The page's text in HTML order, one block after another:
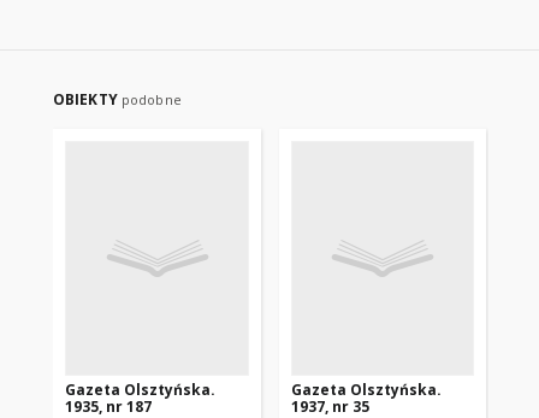
OBIEKTY podobne
Gazeta Olsztyńska.
1935, nr 187
Gazeta Olsztyńska.
1937, nr 35